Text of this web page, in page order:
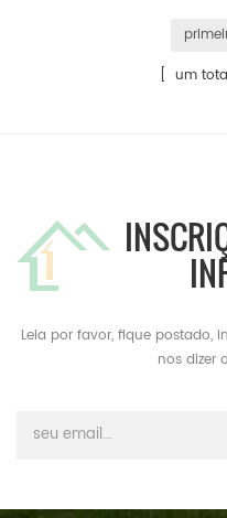
[ um
Leia por favor, fique postado,
nos dizer